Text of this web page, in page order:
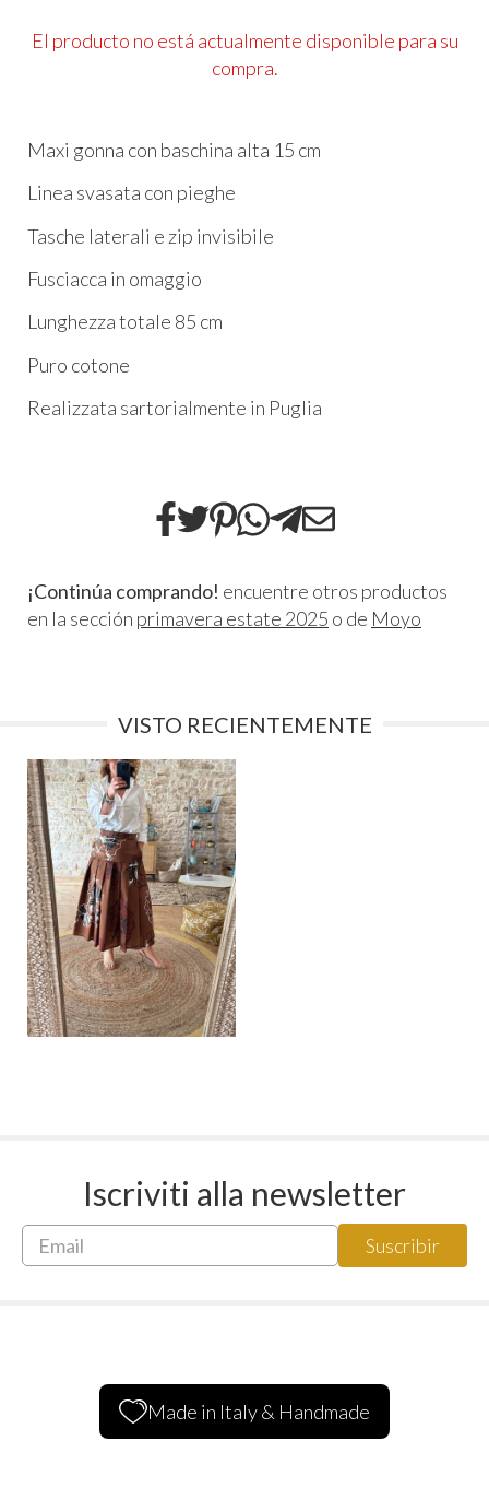
El producto no está actualmente disponible para su
compra.
Maxi gonna con baschina alta 15 cm
Linea svasata con pieghe
Tasche laterali e zip invisibile
Fusciacca in omaggio
Lunghezza totale 85 cm
Puro cotone
Realizzata sartorialmente in Puglia
¡Continúa comprando! encuentre otros productos
en la sección primavera estate 2025 o de Moyo
VISTO RECIENTEMENTE
Iscriviti alla newsletter
Made in Italy & Handmade